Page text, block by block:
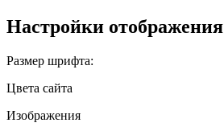
Настройки отображения
Размер шрифта:
Цвета сайта
Изображения